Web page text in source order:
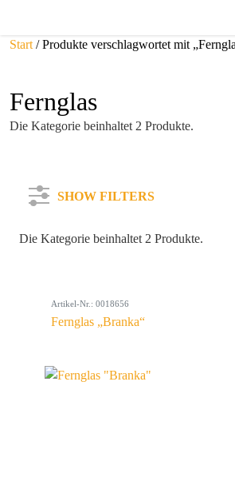
Start / Produkte verschlagwortet mit
Fernglas
Die Kategorie beinhaltet 2 Produkte.
SHOW FILTERS
Farbe
Die Kategorie beinhaltet 2 Produkte.
Artikel-Nr.: 0018656
Fernglas „Branka“